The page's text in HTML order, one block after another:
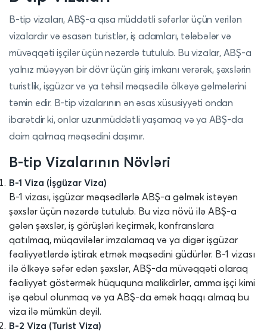
B-tip vizaları, ABŞ-a qısa müddətli səfərlər üçün verilən
vizalardır və əsasən turistlər, iş adamları, tələbələr və
müvəqqəti işçilər üçün nəzərdə tutulub. Bu vizalar, ABŞ-a
yalnız müəyyən bir dövr üçün giriş imkanı verərək, şəxslərin
turistlik, işgüzar və ya təhsil məqsədilə ölkəyə gəlmələrini
təmin edir. B-tip vizalarının ən əsas xüsusiyyəti ondan
ibarətdir ki, onlar uzunmüddətli yaşamaq və ya ABŞ-da
daim qalmaq məqsədini daşımır.
B-tip Vizalarının Növləri
B-1 Viza (İşgüzar Viza)
B-1 vizası, işgüzar məqsədlərlə ABŞ-a gəlmək istəyən
şəxslər üçün nəzərdə tutulub. Bu viza növü ilə ABŞ-a
gələn şəxslər, iş görüşləri keçirmək, konfranslara
qatılmaq, müqavilələr imzalamaq və ya digər işgüzar
fəaliyyətlərdə iştirak etmək məqsədini güdürlər. B-1 vizası
ilə ölkəyə səfər edən şəxslər, ABŞ-da müvəqqəti olaraq
fəaliyyət göstərmək hüququna malikdirlər, amma işçi kimi
işə qəbul olunmaq və ya ABŞ-da əmək haqqı almaq bu
viza ilə mümkün deyil.
B-2 Viza (Turist Viza)